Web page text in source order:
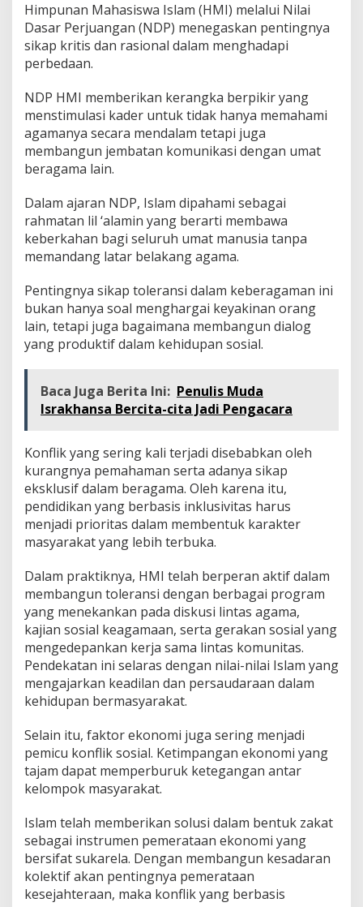
Himpunan Mahasiswa Islam (HMI) melalui Nilai
Dasar Perjuangan (NDP) menegaskan pentingnya
sikap kritis dan rasional dalam menghadapi
perbedaan.
NDP HMI memberikan kerangka berpikir yang
menstimulasi kader untuk tidak hanya memahami
agamanya secara mendalam tetapi juga
membangun jembatan komunikasi dengan umat
beragama lain.
Dalam ajaran NDP, Islam dipahami sebagai
rahmatan lil ‘alamin yang berarti membawa
keberkahan bagi seluruh umat manusia tanpa
memandang latar belakang agama.
Pentingnya sikap toleransi dalam keberagaman ini
bukan hanya soal menghargai keyakinan orang
lain, tetapi juga bagaimana membangun dialog
yang produktif dalam kehidupan sosial.
Baca Juga Berita Ini: Penulis Muda
Israkhansa Bercita-cita Jadi Pengacara
Konflik yang sering kali terjadi disebabkan oleh
kurangnya pemahaman serta adanya sikap
eksklusif dalam beragama. Oleh karena itu,
pendidikan yang berbasis inklusivitas harus
menjadi prioritas dalam membentuk karakter
masyarakat yang lebih terbuka.
Dalam praktiknya, HMI telah berperan aktif dalam
membangun toleransi dengan berbagai program
yang menekankan pada diskusi lintas agama,
kajian sosial keagamaan, serta gerakan sosial yang
mengedepankan kerja sama lintas komunitas.
Pendekatan ini selaras dengan nilai-nilai Islam yang
mengajarkan keadilan dan persaudaraan dalam
kehidupan bermasyarakat.
Selain itu, faktor ekonomi juga sering menjadi
pemicu konflik sosial. Ketimpangan ekonomi yang
tajam dapat memperburuk ketegangan antar
kelompok masyarakat.
Islam telah memberikan solusi dalam bentuk zakat
sebagai instrumen pemerataan ekonomi yang
bersifat sukarela. Dengan membangun kesadaran
kolektif akan pentingnya pemerataan
kesejahteraan, maka konflik yang berbasis